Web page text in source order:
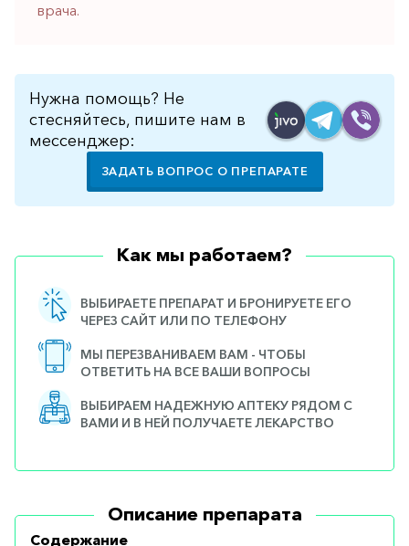
врача.
Нужна помощь? Не
стесняйтесь, пишите нам в
мессенджер:
ЗАДАТЬ ВОПРОС О ПРЕПАРАТЕ
Как мы работаем?
ВЫБИРАЕТЕ ПРЕПАРАТ И БРОНИРУЕТЕ ЕГО
ЧЕРЕЗ САЙТ ИЛИ ПО ТЕЛЕФОНУ
МЫ ПЕРЕЗВАНИВАЕМ ВАМ - ЧТОБЫ
ОТВЕТИТЬ НА ВСЕ ВАШИ ВОПРОСЫ
ВЫБИРАЕМ НАДЕЖНУЮ АПТЕКУ РЯДОМ С
ВАМИ И В НЕЙ ПОЛУЧАЕТЕ ЛЕКАРСТВО
Описание препарата
Содержание